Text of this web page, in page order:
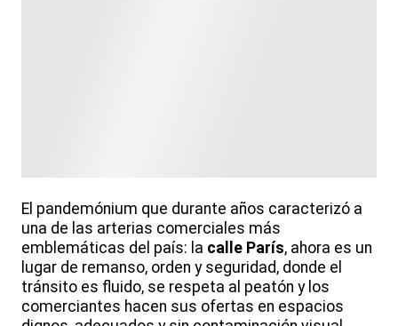
El pandemónium que durante años caracterizó a
una de las arterias comerciales más
emblemáticas del país: la calle París, ahora es un
lugar de remanso, orden y seguridad, donde el
tránsito es fluido, se respeta al peatón y los
comerciantes hacen sus ofertas en espacios